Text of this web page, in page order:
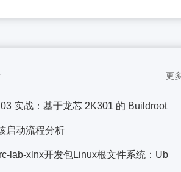
更
实战：基于龙芯 2K301 的 Buildroot
启动流程分析
lab-xlnx开发包Linux根文件系统：Ub